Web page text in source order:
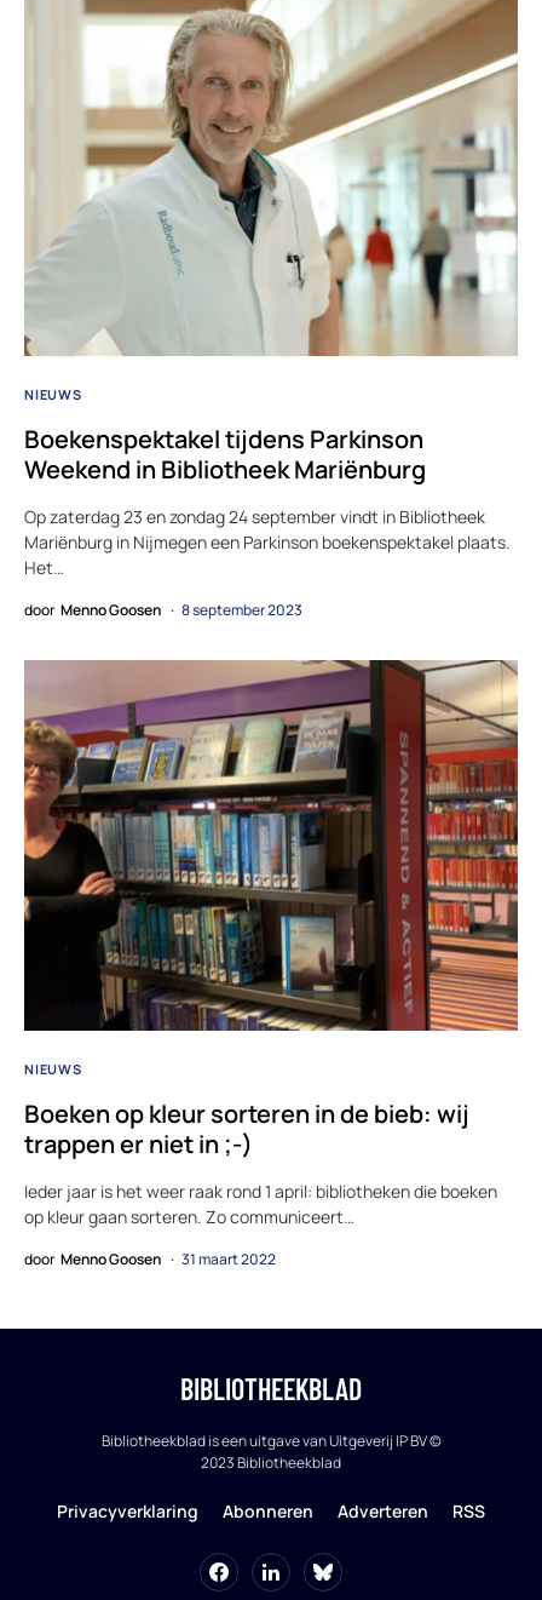
NIEUWS
Boekenspektakel tijdens Parkinson
Weekend in Bibliotheek Mariënburg
Op zaterdag 23 en zondag 24 september vindt in Bibliotheek
Mariënburg in Nijmegen een Parkinson boekenspektakel plaats.
Het…
door Menno Goosen 8 september 2023
NIEUWS
Boeken op kleur sorteren in de bieb: wij
trappen er niet in ;-)
Ieder jaar is het weer raak rond 1 april: bibliotheken die boeken
op kleur gaan sorteren. Zo communiceert…
door Menno Goosen 31 maart 2022
BIBLIOTHEEKBLAD
Bibliotheekblad is een uitgave van Uitgeverij IP BV ©
2023 Bibliotheekblad
Privacyverklaring Abonneren Adverteren RSS